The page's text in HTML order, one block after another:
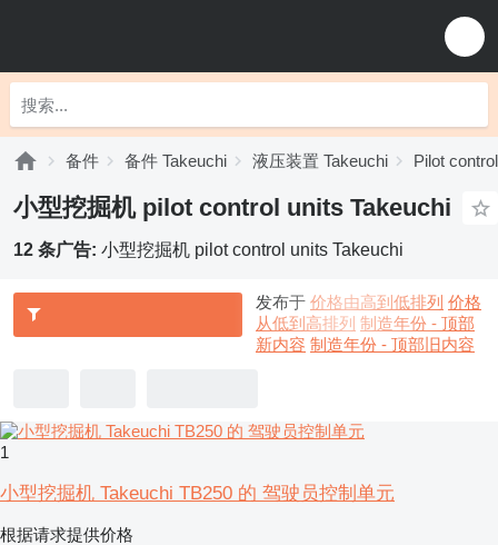
备件 备件 Takeuchi 液压装置 Takeuchi Pilot
小型挖掘机 pilot control units Takeuchi
12 条广告: 小型挖掘机 pilot control units Takeuchi
发布于 价格由高到低排列 价格
从低到高排列 制造年份 - 顶部
新内容 制造年份 - 顶部旧内容
1
小型挖掘机 Takeuchi TB250 的 驾驶员控制单元
根据请求提供价格